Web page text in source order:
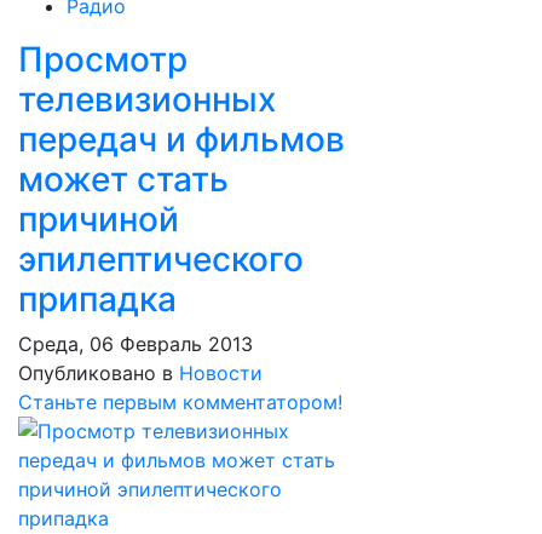
Радио
Просмотр
телевизионных
передач и фильмов
может стать
причиной
эпилептического
припадка
Среда, 06 Февраль 2013
Опубликовано в Новости
Станьте первым комментатором!